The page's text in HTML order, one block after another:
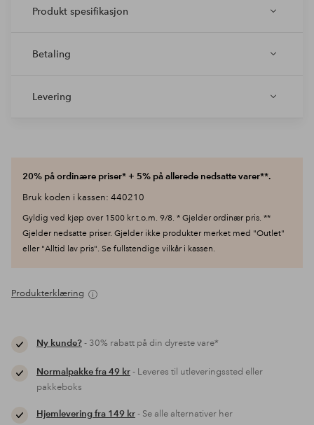
Produkt spesifikasjon
Betaling
Levering
20% på ordinære priser* + 5% på allerede nedsatte varer**.
Bruk koden i kassen: 440210
Gyldig ved kjøp over 1500 kr t.o.m. 9/8. * Gjelder ordinær pris. **
Gjelder nedsatte priser. Gjelder ikke produkter merket med "Outlet"
eller "Alltid lav pris". Se fullstendige vilkår i kassen.
Produkterklæring
Ny kunde?- 30% rabatt på din dyreste vare*
Normalpakke fra 49 kr- Leveres til utleveringssted eller
pakkeboks
Hjemlevering fra 149 kr- Se alle alternativer her